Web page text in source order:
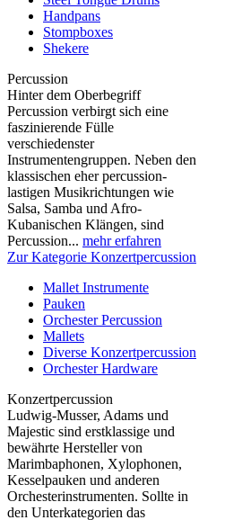
Handpans
Stompboxes
Shekere
Percussion
Hinter dem Oberbegriff
Percussion verbirgt sich eine
faszinierende Fülle
verschiedenster
Instrumentengruppen. Neben den
klassischen eher percussion-
lastigen Musikrichtungen wie
Salsa, Samba und Afro-
Kubanischen Klängen, sind
Percussion... mehr erfahren
Zur Kategorie Konzertpercussion
Mallet Instrumente
Pauken
Orchester Percussion
Mallets
Diverse Konzertpercussion
Orchester Hardware
Konzertpercussion
Ludwig-Musser, Adams und
Majestic sind erstklassige und
bewährte Hersteller von
Marimbaphonen, Xylophonen,
Kesselpauken und anderen
Orchesterinstrumenten. Sollte in
den Unterkategorien das